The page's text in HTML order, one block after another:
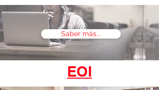
Saber más...
EOI